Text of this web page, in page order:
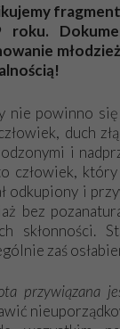
roku.
nie powinno
duch
i
człowiek,
odkupiony i
bez
skłonności.
zaś
przywiązana